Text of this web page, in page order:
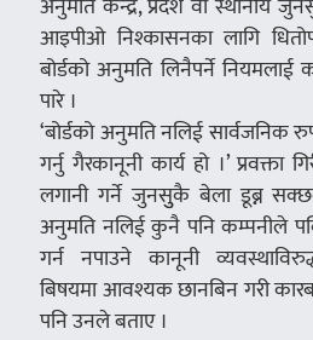
आइपीओ निश्कासनका लागि
बोर्डको अनुमति लिनैपर्ने
पारे ।
‘बोर्डको अनुमति नलिई सार्वजनिक
गर्नु गैरकानूनी कार्य हो ।’ प्रवक्ता
लगानी गर्ने जुनसुुकै बेला डूब्न
अनुमति नलिई कुनै पनि कम्पनीले
गर्न नपाउने कानूनी
बिषयमा आवश्यक छानबिन गरी
पनि उनले बताए ।